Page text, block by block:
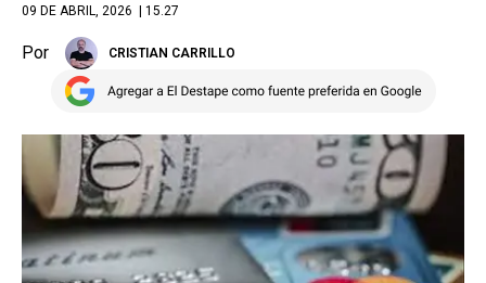
09 DE ABRIL, 2026 | 15.27
Por CRISTIAN CARRILLO